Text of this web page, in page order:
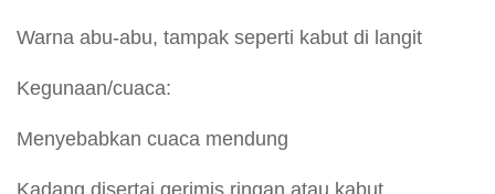
Warna abu-abu, tampak seperti kabut di langit
Kegunaan/cuaca:
Menyebabkan cuaca mendung
Kadang disertai gerimis ringan atau kabut